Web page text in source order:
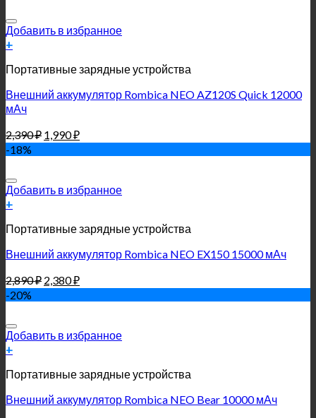
Добавить в избранное
+
Портативные зарядные устройства
Внешний аккумулятор Rombica NEO AZ120S Quick 12000
мАч
2,390₽ 1,990₽
-18%
Добавить в избранное
+
Портативные зарядные устройства
Внешний аккумулятор Rombica NEO EX150 15000 мАч
2,890₽ 2,380₽
-20%
Добавить в избранное
+
Портативные зарядные устройства
Внешний аккумулятор Rombica NEO Bear 10000 мАч